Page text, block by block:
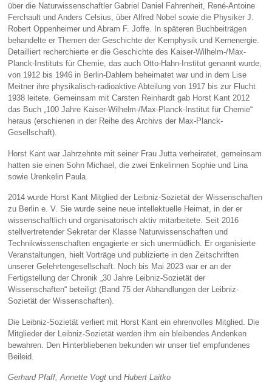
über die Naturwissenschaftler Gabriel Daniel Fahrenheit, René-Antoine
Ferchault und Anders Celsius, über Alfred Nobel sowie die Physiker J.
Robert Oppenheimer und Abram F. Joffe. In späteren Buchbeiträgen
behandelte er Themen der Geschichte der Kernphysik und Kernenergie.
Detailliert recherchierte er die Geschichte des Kaiser-Wilhelm-/Max-
Planck-Instituts für Chemie, das auch Otto-Hahn-Institut genannt wurde,
von 1912 bis 1946 in Berlin-Dahlem beheimatet war und in dem Lise
Meitner ihre physikalisch-radioaktive Abteilung von 1917 bis zur Flucht
1938 leitete. Gemeinsam mit Carsten Reinhardt gab Horst Kant 2012
das Buch „100 Jahre Kaiser-Wilhelm-/Max-Planck-Institut für Chemie“
heraus (erschienen in der Reihe des Archivs der Max-Planck-
Gesellschaft).
Horst Kant war Jahrzehnte mit seiner Frau Jutta verheiratet, gemeinsam
hatten sie einen Sohn Michael, die zwei Enkelinnen Sophie und Lina
sowie Urenkelin Paula.
2014 wurde Horst Kant Mitglied der Leibniz-Sozietät der Wissenschaften
zu Berlin e. V. Sie wurde seine neue intellektuelle Heimat, in der er
wissenschaftlich und organisatorisch aktiv mitarbeitete. Seit 2016
stellvertretender Sekretar der Klasse Naturwissenschaften und
Technikwissenschaften engagierte er sich unermüdlich. Er organisierte
Veranstaltungen, hielt Vorträge und publizierte in den Zeitschriften
unserer Gelehrtengesellschaft. Noch bis Mai 2023 war er an der
Fertigstellung der Chronik „30 Jahre Leibniz-Sozietät der
Wissenschaften“ beteiligt (Band 75 der Abhandlungen der Leibniz-
Sozietät der Wissenschaften).
Die Leibniz-Sozietät verliert mit Horst Kant ein ehrenvolles Mitglied. Die
Mitglieder der Leibniz-Sozietät werden ihm ein bleibendes Andenken
bewahren. Den Hinterbliebenen bekunden wir unser tief empfundenes
Beileid.
Gerhard Pfaff, Annette VogtundHubert Laitko